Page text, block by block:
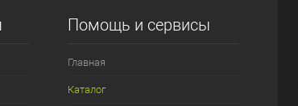
Помощь и сервисы
Главная
Каталог